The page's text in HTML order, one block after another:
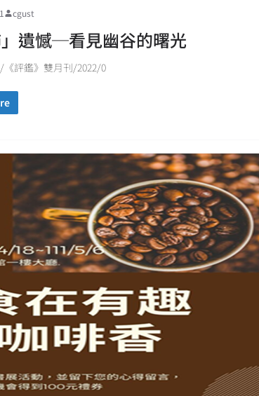
cgust
」遺憾─看見幽谷的曙光
評鑑》雙月刊/2022/0